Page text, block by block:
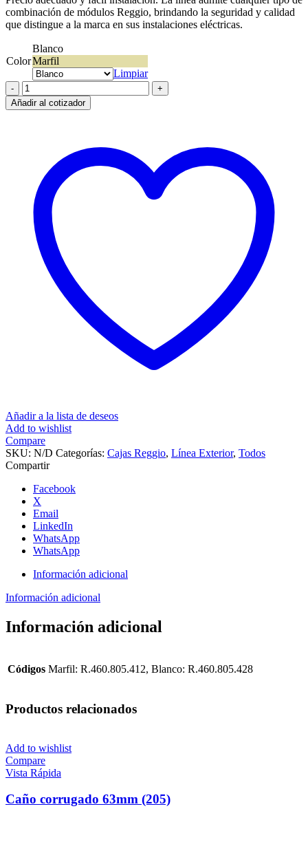
combinación de módulos Reggio, brindando la seguridad y calidad
que distingue a la marca en sus instalaciones eléctricas.
Color
Blanco
Marfil
Limpiar
Caja
Reggio
Exterior
Añadir al cotizador
Añadir a la lista de deseos
Add to wishlist
Compare
SKU: N/D Categorías: Cajas Reggio, Línea Exterior, Todos
Compartir
Facebook
X
Email
LinkedIn
WhatsApp
WhatsApp
Información adicional
Información adicional
Información adicional
Códigos Marfil: R.460.805.412, Blanco: R.460.805.428
Productos relacionados
Add to wishlist
Compare
Vista Rápida
Caño corrugado 63mm (205)